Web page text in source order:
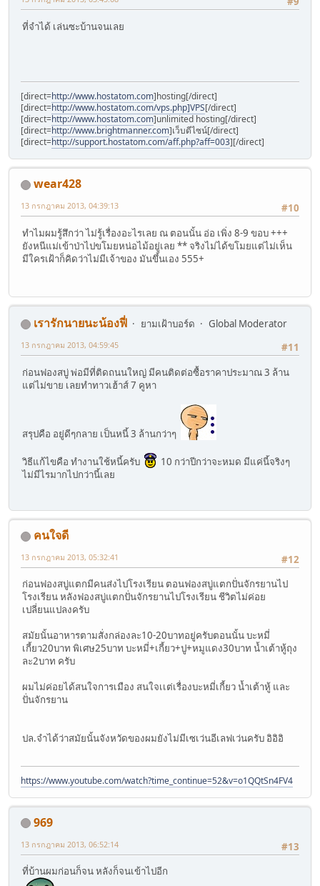
ที่จำได้ เล่นซะบ้านจนเลย
[direct=http://www.hostatom.com]hosting[/direct]
[direct=http://www.hostatom.com/vps.php]VPS[/direct]
[direct=http://www.hostatom.com]unlimited hosting[/direct]
[direct=http://www.brightmanner.com]เว็บดีไซน์[/direct]
[direct=http://support.hostatom.com/aff.php?aff=003][/direct]
wear428
#10
13 กรกฎาคม 2013, 04:39:13
ทำไมผมรู้สึกว่า ไม่รู้เรื่องอะไรเลย ณ ตอนนั้น อ่อ เพิ่ง 8-9 ขอบ +++
ยังหนีแม่เข้าป่าไปขโมยหน่อไม้อยู่เลย ** จริงไม่ได้ขโมยแต่ไม่เห็น
มีใครเฝ้าก็คิดว่าไม่มีเจ้าของ มันขึ้นเอง 555+
เรารักนายนะน้องฟี่ ยามเฝ้าบอร์ด
Global Moderator
#11
13 กรกฎาคม 2013, 04:59:45
ก่อนฟองสบู่ พ่อมีที่ติดถนนใหญ่ มีคนติดต่อซื้อราคาประมาณ 3 ล้าน
แต่ไม่ขาย เลยทำทาวเฮ้าส์ 7 คูหา
สรุปคือ อยู่ดีๆกลาย เป็นหนี้ 3 ล้านกว่าๆ
วิธีแก้ไขคือ ทำงานใช้หนี้ครับ
10 กว่าปีกว่าจะหมด มีแค่นี้จริงๆ
ไม่มีไรมากไปกว่านี้เลย
คนใจดี
#12
13 กรกฎาคม 2013, 05:32:41
ก่อนฟองสบู่แตกมีคนส่งไปโรงเรียน ตอนฟองสบู่แตกปั่นจักรยานไป
โรงเรียน หลังฟองสบู่แตกปั่นจักรยานไปโรงเรียน ชีวิตไม่ค่อย
เปลี่ยนแปลงครับ
สมัยนั้นอาหารตามสั่งกล่องละ10-20บาทอยู่ครับตอนนั้น บะหมี่
เกี้ยว20บาท พิเศษ25บาท บะหมี่+เกี้ยว+ปู+หมูแดง30บาท น้ำเต้าหู้ถุง
ละ2บาท ครับ
ผมไม่ค่อยได้สนใจการเมือง สนใจเเต่เรื่องบะหมี่เกี้ยว น้ำเต้าหู้ และ
ปั่นจักรยาน
ปล.จำได้ว่าสมัยนั้นจังหวัดของผมยังไม่มีเซเว่นอีเลฟเว่นครับ อิอิอิ
https://www.youtube.com/watch?time_continue=52&v=o1QQtSn4FV4
969
#13
13 กรกฎาคม 2013, 06:52:14
ที่บ้านผมก่อนก็จน หลังก็จนเข้าไปอีก